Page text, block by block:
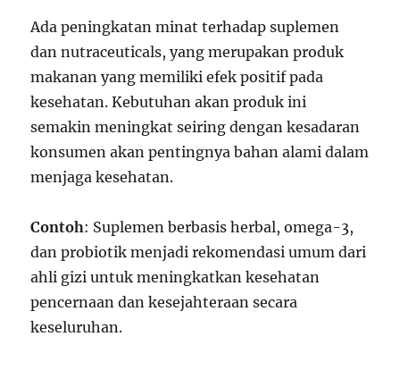
Ada peningkatan minat terhadap suplemen
dan nutraceuticals, yang merupakan produk
makanan yang memiliki efek positif pada
kesehatan. Kebutuhan akan produk ini
semakin meningkat seiring dengan kesadaran
konsumen akan pentingnya bahan alami dalam
menjaga kesehatan.
Contoh: Suplemen berbasis herbal, omega-3,
dan probiotik menjadi rekomendasi umum dari
ahli gizi untuk meningkatkan kesehatan
pencernaan dan kesejahteraan secara
keseluruhan.